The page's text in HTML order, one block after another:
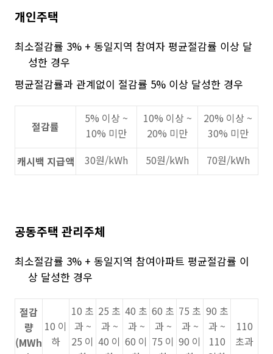
개인주택
최소절감률 3% + 동일지역 참여자 평균절감률 이상 달
성한 경우
평균절감률과 관계없이 절감률 5% 이상 달성한 경우
절감률
5% 이상 ~
10% 미만
10% 이상 ~
20% 미만
20% 이상 ~
30% 미만
캐시백 지급액
30원/kWh 50원/kWh 70원/kWh
공동주택 관리주체
최소절감률 3% + 동일지역 참여아파트 평균절감률 이
상 달성한 경우
절감
량
(MWh
10 이
하
10 초
과 ~
25 이
25 초
과 ~
40 이
40 초
과 ~
60 이
60 초
과 ~
75 이
75 초
과 ~
90 이
90 초
과 ~
110
110
초과